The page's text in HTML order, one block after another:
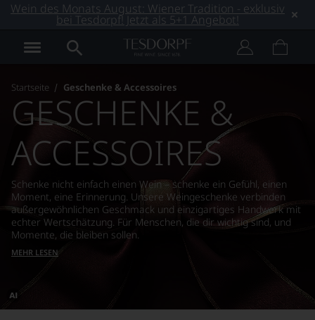
Wein des Monats August: Wiener Tradition - exklusiv
bei Tesdorpf! Jetzt als 5+1 Angebot!
Startseite Geschenke & Accessoires
Dieses
GESCHENKE &
ACCESSOIRES
Schenke nicht einfach einen Wein – schenke ein Gefühl, einen
Moment, eine Erinnerung. Unsere Weingeschenke verbinden
außergewöhnlichen Geschmack und einzigartiges Handwerk mit
echter Wertschätzung. Für Menschen, die dir wichtig sind, und
Momente, die bleiben sollen.
MEHR LESEN